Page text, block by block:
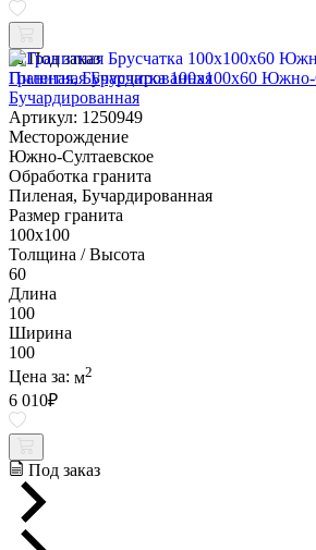
Под заказ
Гранитная Брусчатка 100х100x60
Бучардированная
Артикул: 1250949
Месторождение
Южно-Султаевское
Обработка гранита
Пиленая, Бучардированная
Размер гранита
100х100
Толщина / Высота
60
Длина
100
Ширина
100
Цена за: м2
6 010₽
Под заказ